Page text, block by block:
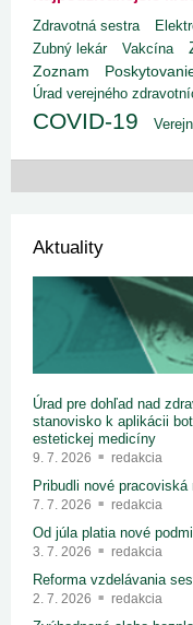
Zdravotná sestra
Zubný lekár
Vakcína
Zoznam
Úrad verejného
COVID-19
Aktuality
Úrad pre dohľad nad
stanovisko k aplikácii
estetickej medicíny
9. 7. 2026 redakcia
Pribudli nové
7. 7. 2026 redakcia
Od júla platia nové
3. 7. 2026 redakcia
Reforma vzdelávania
2. 7. 2026 redakcia